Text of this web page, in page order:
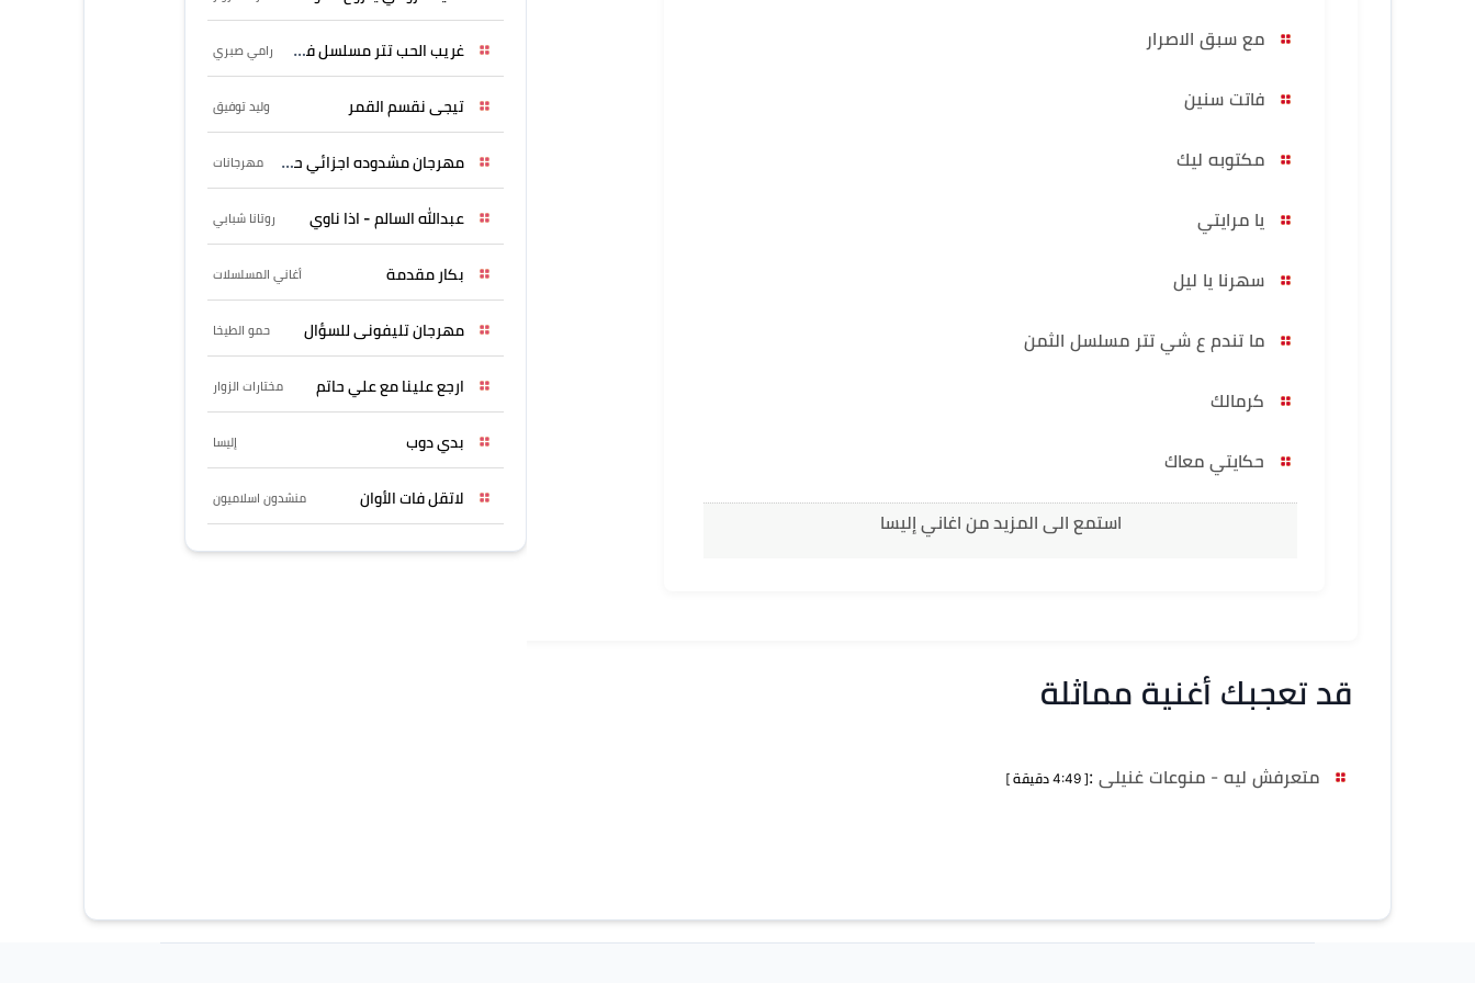
مع سبق الاصرار
فاتت سنين
مكتوبه ليك
يا مرايتي
سهرنا يا ليل
ما تندم ع شي تتر مسلسل الثمن
كرمالك
حكايتي معاك
استمع الى المزيد من اغاني إليسا
قد تعجبك أغنية مماثلة
متعرفش ليه - منوعات غنيلى :[ 4:49 دقيقة ]
غريب الحب تتر مسلسل فرصة رامي صبري
تيجى نقسم القمر وليد توفيق
مهرجان مشدوده اجزائي حربونى مهرجانات
عبدالله السالم - اذا ناوي روتانا شبابي
بكار مقدمة أغاني المسلسلات
مهرجان تليفونى للسؤال حمو الطيخا
ارجع علينا مع علي حاتم مختارات الزوار
بدي دوب إليسا
لاتقل فات الأوان منشدون اسلاميون